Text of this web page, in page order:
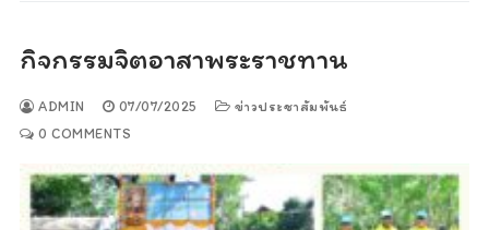
กิจกรรมจิตอาสาพระราชทาน
ADMIN 07/07/2025
ข่าวประชาสัมพันธ์
0 COMMENTS